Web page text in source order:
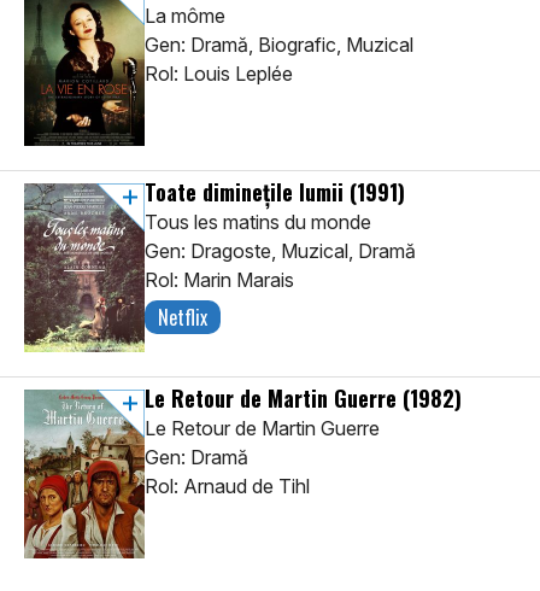
La môme
Gen: Dramă, Biografic, Muzical
Rol: Louis Leplée
Toate diminețile lumii (1991)
Tous les matins du monde
Gen: Dragoste, Muzical, Dramă
Rol: Marin Marais
Netflix
Le Retour de Martin Guerre (1982)
Le Retour de Martin Guerre
Gen: Dramă
Rol: Arnaud de Tihl